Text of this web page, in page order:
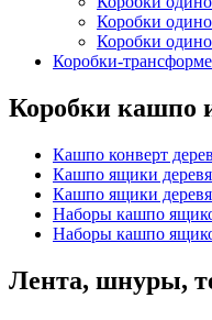
Коробки
Коробки
Коробки-
Коробки кашпо
Кашпо конверт
Кашпо ящики
Кашпо ящики
Наборы кашпо
Наборы кашпо
Лента, шнуры,